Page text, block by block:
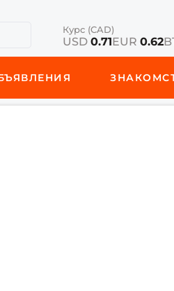
Курс (CAD)
USD0.71EUR0.62